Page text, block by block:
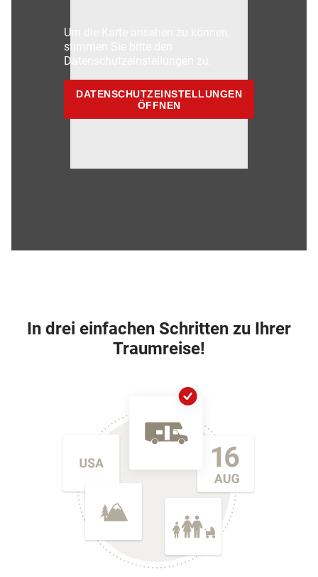
Um die Karte ansehen zu können,
stimmen Sie bitte den
Datenschutzeinstellungen zu.
DATENSCHUTZEINSTELLUNGEN
ÖFFNEN
In drei einfachen Schritten zu Ihrer
Traumreise!